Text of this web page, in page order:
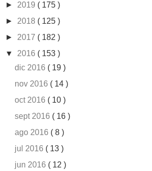
► 2019 ( 175 )
► 2018 ( 125 )
► 2017 ( 182 )
▼ 2016 ( 153 )
dic 2016 ( 19 )
nov 2016 ( 14 )
oct 2016 ( 10 )
sept 2016 ( 16 )
ago 2016 ( 8 )
jul 2016 ( 13 )
jun 2016 ( 12 )